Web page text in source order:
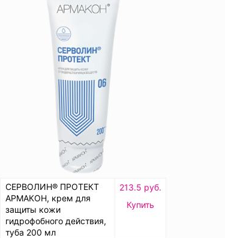
СЕРВОЛИН® ПРОТЕКТ
АРМАКОН, крем для
защиты кожи
гидрофобного действия,
туба 200 мл
213.5 руб.
Купить